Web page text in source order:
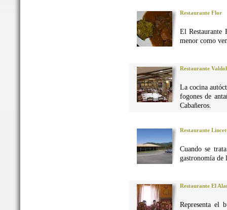
Restaurante Flor
El Restaurante
menor como
Restaurante
La cocina
fogones de
Cabañeros.
Restaurante
Cuando se
gastronomía de
Restaurante El
Representa el